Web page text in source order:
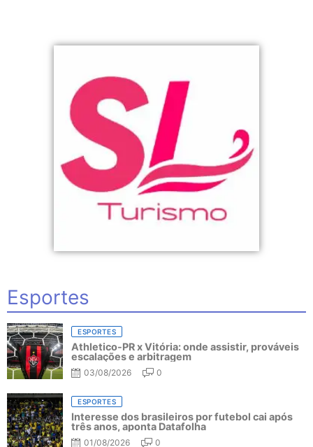
Esportes
ESPORTES
Athletico-PR x Vitória: onde assistir, prováveis
escalações e arbitragem
03/08/2026 0
ESPORTES
Interesse dos brasileiros por futebol cai após
três anos, aponta Datafolha
01/08/2026 0